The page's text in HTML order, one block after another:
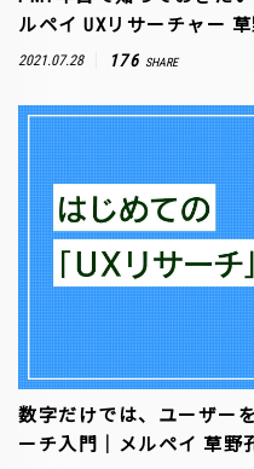
ルペイ UXリサーチャー 草
2021.07.28 176 SHARE
数字だけでは、ユーザー
ーチ入門｜メルペイ 草野